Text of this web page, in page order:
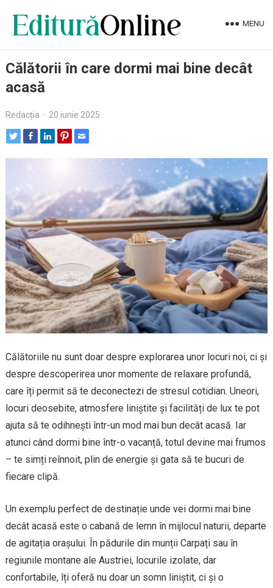
MENU
Călătorii în care dormi mai bine decât
acasă
Redacția · 20 iunie 2025
Călătoriile nu sunt doar despre explorarea unor locuri noi, ci și
despre descoperirea unor momente de relaxare profundă,
care îți permit să te deconectezi de stresul cotidian. Uneori,
locuri deosebite, atmosfere liniștite și facilități de lux te pot
ajuta să te odihnești într-un mod mai bun decât acasă. Iar
atunci când dormi bine într-o vacanță, totul devine mai frumos
– te simți reînnoit, plin de energie și gata să te bucuri de
fiecare clipă.
Un exemplu perfect de destinație unde vei dormi mai bine
decât acasă este o cabană de lemn în mijlocul naturii, departe
de agitația orașului. În pădurile din munții Carpați sau în
regiunile montane ale Austriei, locurile izolate, dar
confortabile, îți oferă nu doar un somn liniștit, ci și o